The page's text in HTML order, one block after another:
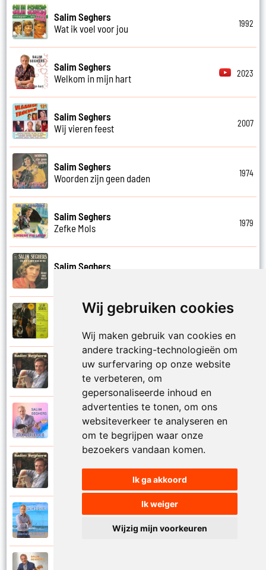
Wij gebruiken cookies
Wij maken gebruik van cookies en
andere tracking-technologieën om
uw surfervaring op onze website
te verbeteren, om
gepersonaliseerde inhoud en
advertenties te tonen, om ons
websiteverkeer te analyseren en
om te begrijpen waar onze
bezoekers vandaan komen.
Ik ga akkoord
Ik weiger
Wijzig mijn voorkeuren
Salim Seghers
Wat ik voel voor jou
1992
Salim Seghers
Welkom in mijn hart
2023
Salim Seghers
Wij vieren feest
2007
Salim Seghers
Woorden zijn geen daden
1974
Salim Seghers
Zefke Mols
1979
Salim Seghers
Salim Seghers
Salim Seghers
Zeven nachten geef ik jou
Salim Seghers
Zolang er liefde is
2002
Salim Seghers
Zomerliefde is zo mooi